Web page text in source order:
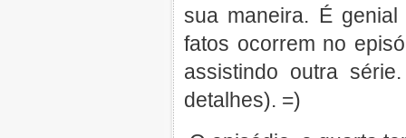
sua maneira. É
fatos ocorrem no
assistindo outra
detalhes). =)